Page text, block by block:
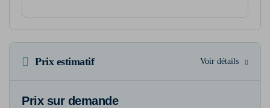
Prix estimatif Voir détails
Prix sur demande